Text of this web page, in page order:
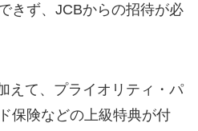
きず、JCBからの招待が必
えて、プライオリティ・パ
保険などの上級特典が付